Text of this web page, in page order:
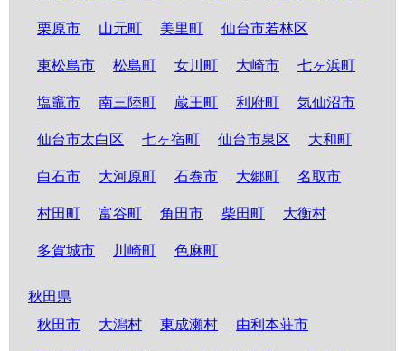
栗原市 山元町 美里町 仙台市若林区
東松島市 松島町 女川町 大崎市 七ヶ浜町
塩竈市 南三陸町 蔵王町 利府町 気仙沼市
仙台市太白区 七ヶ宿町 仙台市泉区 大和町
白石市 大河原町 石巻市 大郷町 名取市
村田町 富谷町 角田市 柴田町 大衡村
多賀城市 川崎町 色麻町
秋田県
秋田市
大潟村 東成瀬村 由利本荘市